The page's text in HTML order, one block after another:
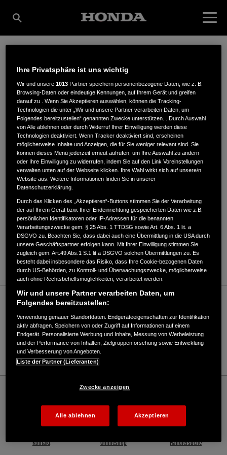
MEYER'S MÜHLE
GARTENTECHNIK
GMBH
Rugenbarg 51,22848
ANFAHRTSBESCHREIBUNG ANFORDERN
WEBSITE
Verkauf / Kundendienst
040/52862280
E-Mail
Rasen und Garten
Offizielle Website | The Power of Dreams
Kontakt Onlineshop Händlersuche
Ihre Privatsphäre ist uns wichtig
Wir und unsere1013 Partner speichern personenbezogene Daten, wie z. B.
Browsing-Daten oder eindeutige Kennungen, auf Ihrem Gerät und greifen
darauf zu . Wenn Sie Akzeptieren auswählen, können die Tracking-
Technologien die unter „Wir und unsere Partner verarbeiten Daten, um
Folgendes bereitzustellen“ genannten Zwecke unterstützen. . Durch Auswahl
von Alle ablehnen oder durch Widerruf Ihrer Einwilligung werden diese
Technologien deaktiviert. Wenn Tracker deaktiviert sind, erscheinen
möglicherweise Inhalte und Anzeigen, die für Sie weniger relevant sind. Sie
können dieses Menü jederzeit erneut aufrufen, um Ihre Auswahl zu ändern
oder Ihre Einwilligung zu widerrufen, indem Sie auf den Link Voreinstellungen
verwalten unten auf der Webseite klicken. Ihre Wahl wirkt sich auf unsere/n
Website aus. Weitere Informationen finden Sie in unserer
Datenschutzerklärung.
Durch das Klicken des „Akzeptieren“-Buttons stimmen Sie der Verarbeitung
der auf Ihrem Gerät bzw. Ihrer Endeinrichtung gespeicherten Daten wie z.B.
persönlichen Identifikatoren oder IP-Adressen für die benannten
Verarbeitungszwecke gem. § 25 Abs. 1 TTDSG sowie Art. 6 Abs. 1 lit. a
DSGVO zu. Beachten Sie, dass dabei auch eine Übermittlung in die USA durch
unsere Geschäftspartner erfolgen kann. Mit Ihrer Einwilligung stimmen Sie
zugleich gem. Art.49 Abs.1 S.1 lit.a DSGVO solchen Übermittlungen zu. Es
besteht dabei insbesondere das Risiko, dass Ihre Cookie-bezogenen Daten
durch US-Behörden, zu Kontroll- und Überwachungszwecke, möglicherweise
auch ohne Rechtsbehelfsmöglichkeiten, verarbeitet werden.
Wir und unsere Partner verarbeiten Daten, um
Folgendes bereitzustellen:
Verwendung genauer Standortdaten. Endgeräteeigenschaften zur Identifikation
aktiv abfragen. Speichern von oder Zugriff auf Informationen auf einem
Endgerät. Personalisierte Werbung und Inhalte, Messung von Werbeleistung
und der Performance von Inhalten, Zielgruppenforschung sowie Entwicklung
und Verbesserung von Angeboten.
Liste der Partner (Lieferanten)
Zwecke anzeigen
Alle ablehnen Akzeptieren